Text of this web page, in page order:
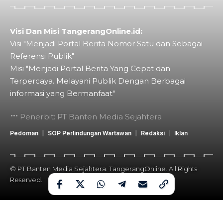
Visi Dan Misi TangerangOnline.id:
Visi "Menjadi Portal Berita Nomor Satu dan Sebagai
Referensi Publik"
Misi "Menjadi Portal Berita Yang Cepat dan
Terpercaya. Melayani Publik Dengan Berbagai
informasi yang Bermanfaat"
Penerbit: PT Banten Media Sejahtera
Pedoman SOP Perlindungan Wartawan Redaksi Iklan
© PT Banten Media Sejahtera. TangerangOnline. All Rights
Reserved.